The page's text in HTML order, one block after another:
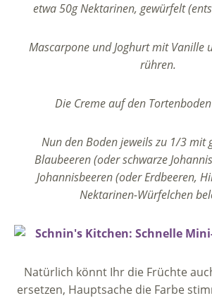
etwa 50g Nektarinen, gewürfelt
Mascarpone und Joghurt mit Vanille
rühren.
Die Creme auf den
Nun den Boden jeweils zu 1/3 mit
Blaubeeren (oder schwarze
Johannisbeeren (oder Erdbeeren,
Nektarinen-Würfelchen
Natürlich könnt Ihr die Früchte
ersetzen, Hauptsache die Farbe